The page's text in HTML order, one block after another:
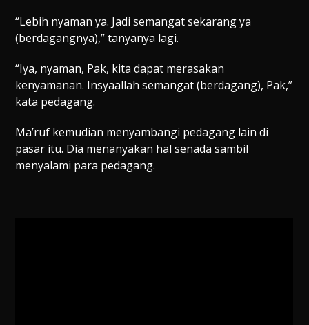
“Lebih nyaman ya. Jadi semangat sekarang ya
(berdagangnya),” tanyanya lagi.
“Iya, nyaman, Pak, kita dapat merasakan
kenyamanan. Insyaallah semangat (berdagang), Pak,”
kata pedagang.
Ma’ruf kemudian menyambangi pedagang lain di
pasar itu. Dia menanyakan hal senada sambil
menyalami para pedagang.